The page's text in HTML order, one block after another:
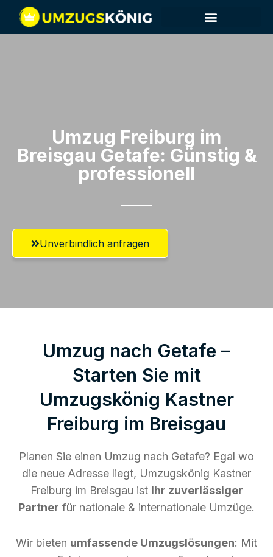
Umzug Freiburg im
Breisgau​ Getafe: Günstig &
professionell​
Unverbindlich anfragen
Umzug nach Getafe –
Starten Sie mit
Umzugskönig Kastner
Freiburg im Breisgau
Planen Sie einen Umzug nach Getafe? Egal wo
die neue Adresse liegt, Umzugskönig Kastner
Freiburg im Breisgau ist Ihr zuverlässiger
Partner für nationale & internationale Umzüge.
Wir bieten umfassende Umzugslösungen: Mit